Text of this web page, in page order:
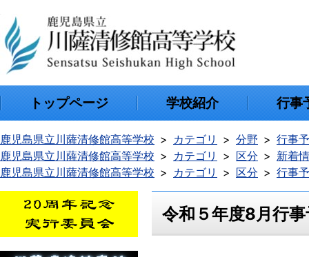
トップページ 学校紹介 行事
鹿児島県立川薩清修館高等学校 カテゴリ 分野
行事
鹿児島県立川薩清修館高等学校
カテゴリ 区分
新着
鹿児島県立川薩清修館高等学校
カテゴリ 区分 行事
令和５年度8月行